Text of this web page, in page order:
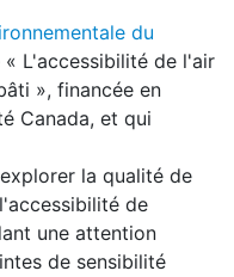
du
L'accessibilité de l'air
», financée en
Canada, et qui
la qualité de
de
une attention
de sensibilité